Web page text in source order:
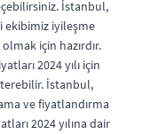
İstanbul,
ekibimiz iyileşme
için hazırdır.
2024 yılı için
İstanbul,
ve fiyatlandırma
2024 yılına dair